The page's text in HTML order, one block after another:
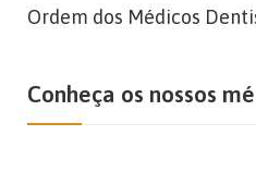
Ordem dos Médicos
Conheça os nossos